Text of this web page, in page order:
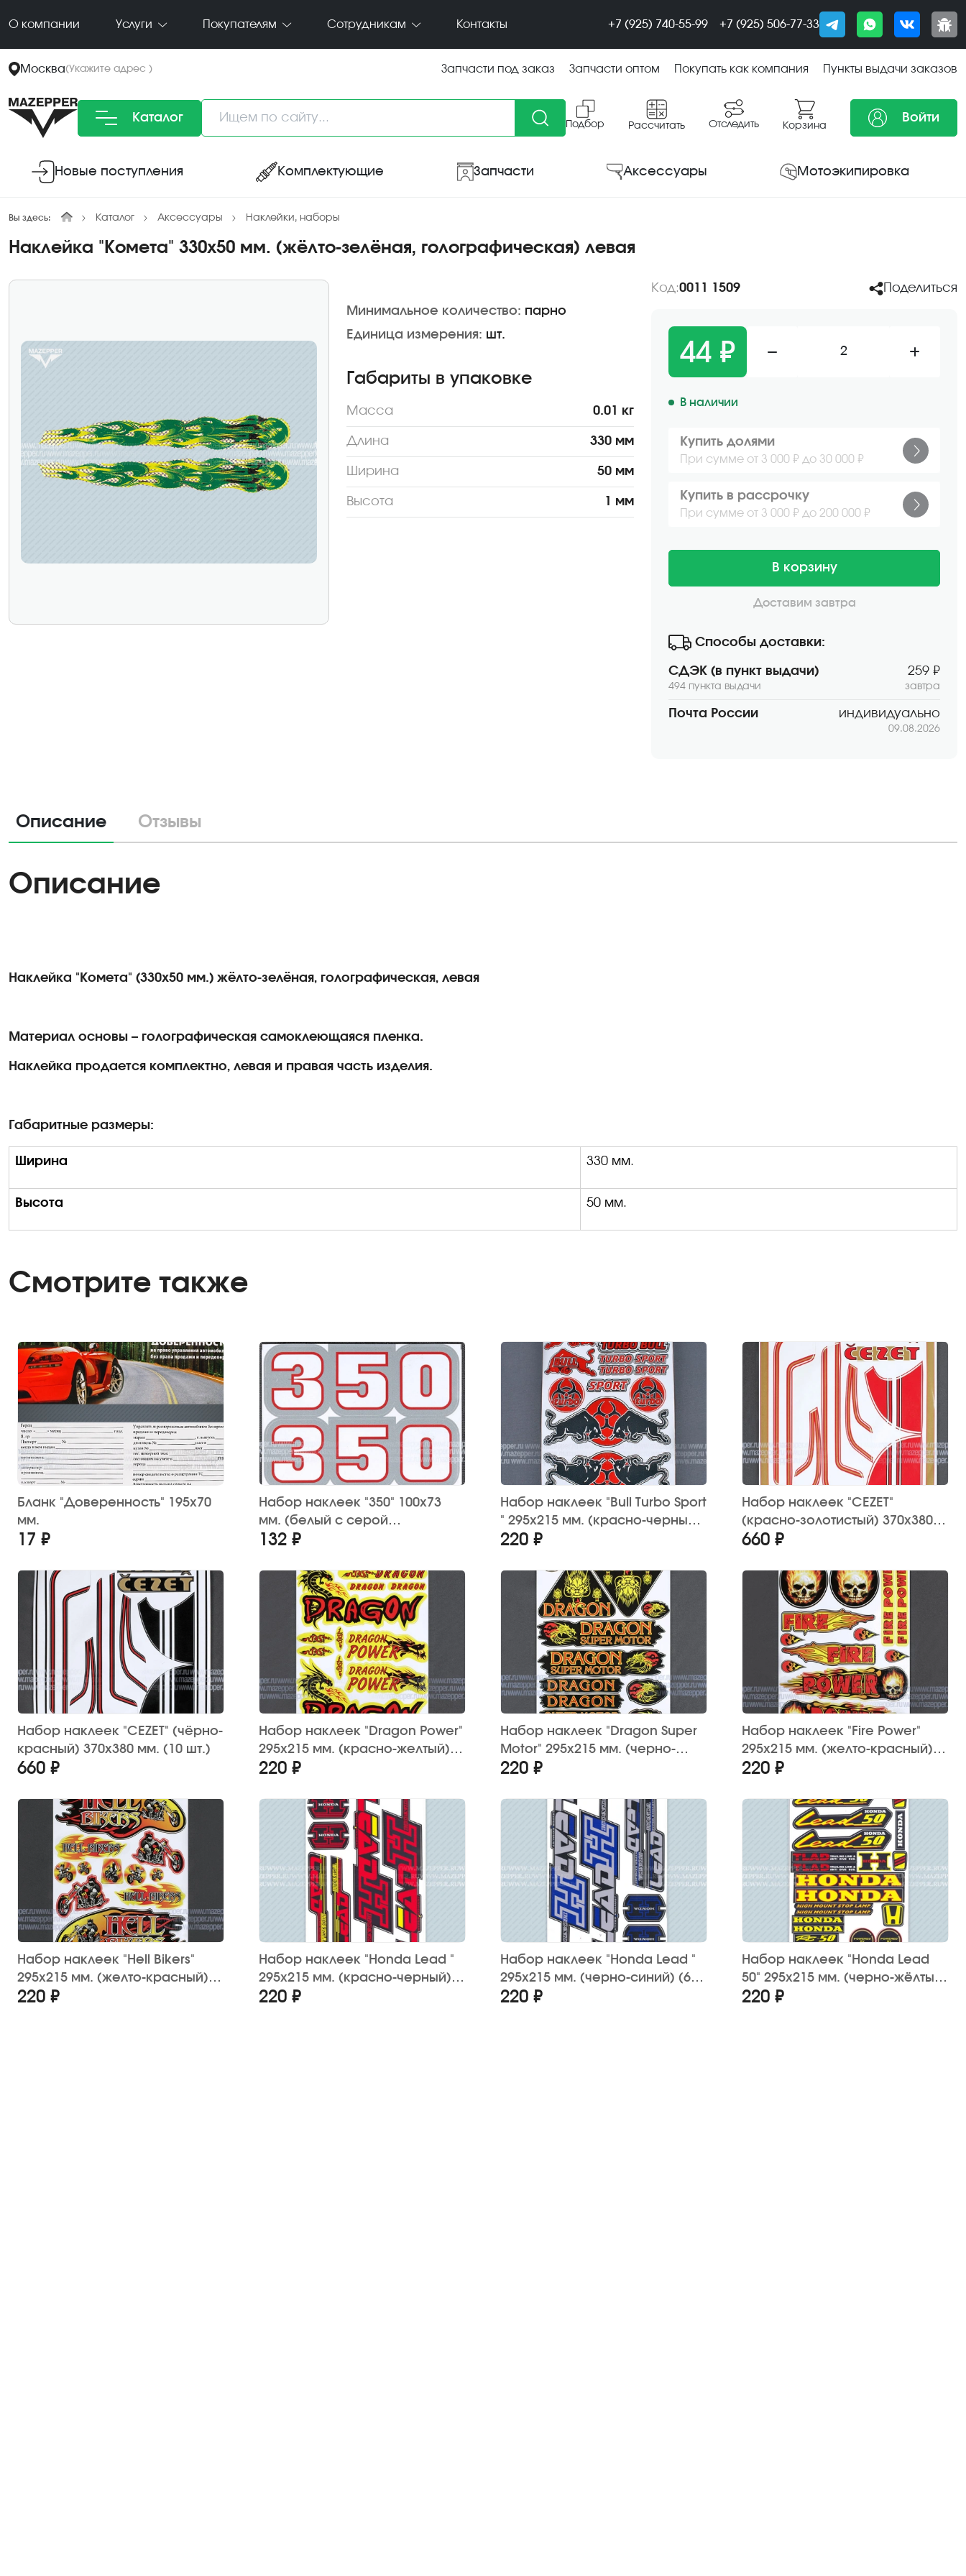
О компании Услуги Покупателям Сотрудникам Контакты +7 (925) 740-55-99 +7 (925) 506-77-33
Москва(Укажите адрес ) Запчасти под заказ Запчасти оптом Покупать как компания Пункты выдачи заказов
Каталог
Подбор Рассчитать Отследить Корзина
Войти
Новые поступления Комплектующие Запчасти Аксессуары Мотоэкипировка
Вы здесь: Каталог Аксессуары Наклейки, наборы
Наклейка "Комета" 330х50 мм. (жёлто-зелёная, голографическая) левая
Минимальное количество: парно
Единица измерения: шт.
Габариты в упаковке
Масса 0.01 кг
Длина 330 мм
Ширина 50 мм
Высота 1 мм
Код:0011 1509 Поделиться
44 ₽ 2
В наличии
Купить долями
При сумме от 3 000 ₽ до 30 000 ₽
Купить в рассрочку
При сумме от 3 000 ₽ до 200 000 ₽
В корзину
Доставим завтра
Способы доставки:
СДЭК (в пункт выдачи)
494 пункта выдачи
259 ₽
завтра
Почта России индивидуально
09.08.2026
Описание Отзывы
Описание
Наклейка "Комета" (330х50 мм.) жёлто-зелёная, голографическая, левая
Материал основы – голографическая самоклеющаяся пленка.
Наклейка продается комплектно, левая и правая часть изделия.
Габаритные размеры:
Ширина 330 мм.
Высота 50 мм.
Смотрите также
Бланк "Доверенность" 195х70
мм.
17 ₽
Набор наклеек "350" 100х73
мм. (белый с серой
окантовкой) 2 шт.
132 ₽
Набор наклеек "Bull Turbo Sport
" 295х215 мм. (красно-черный)
15 шт.
220 ₽
Набор наклеек "CEZET"
(красно-золотистый) 370х380
мм. (10 шт.)
660 ₽
Набор наклеек "CEZET" (чёрно-
красный) 370х380 мм. (10 шт.)
660 ₽
Набор наклеек "Dragon Power"
295х215 мм. (красно-желтый)
12 шт.
220 ₽
Набор наклеек "Dragon Super
Motor" 295х215 мм. (черно-
красный) 12 шт.
220 ₽
Набор наклеек "Fire Power"
295х215 мм. (желто-красный)
12 шт.
220 ₽
Набор наклеек "Hell Bikers"
295х215 мм. (желто-красный)
12 шт.
220 ₽
Набор наклеек "Honda Lead "
295х215 мм. (красно-черный)
(6 шт.)
220 ₽
Набор наклеек "Honda Lead "
295х215 мм. (черно-синий) (6
шт.)
220 ₽
Набор наклеек "Honda Lead
50" 295х215 мм. (черно-жёлтый)
(20 шт.)
220 ₽